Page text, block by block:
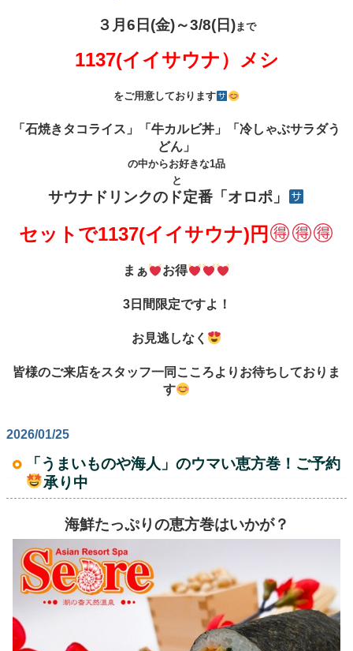
３月6日(金)～3/8(日)まで
1137(イイサウナ）メシ
をご用意しております
「石焼きタコライス」「牛カルビ丼」「冷しゃぶサラダう
どん」
の中からお好きな1品
と
サウナドリンクのド定番「オロポ」
セットで1137(イイサウナ)円
まぁ お得
3日間限定ですよ！
お見逃しなく
皆様のご来店をスタッフ一同こころよりお待ちしておりま
す
2026/01/25
「うまいものや海人」のウマい恵方巻！ご予約
承り中
海鮮たっぷりの恵方巻はいかが？